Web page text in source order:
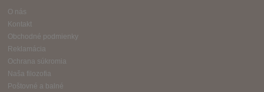
O nás
Kontakt
Obchodné podmienky
Reklamácia
Ochrana súkromia
Naša filozofia
Poštovné a balné